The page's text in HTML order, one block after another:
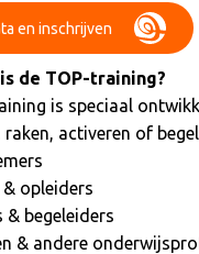
en inschrijven
de TOP-training?
is speciaal
raken, activeren of
opleiders
& begeleiders
& andere